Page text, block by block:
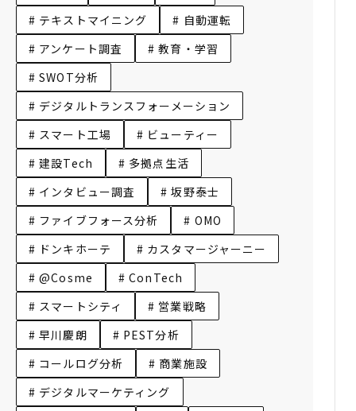
# テキストマイニング
# 自動運転
# アンケート調査
# 教育・学習
# SWOT分析
# デジタルトランスフォーメーション
# スマート工場
# ビューティー
# 建設Tech
# 多拠点生活
# インタビュー調査
# 坂野泰士
# ファイブフォース分析
# OMO
# ドンキホーテ
# カスタマージャーニー
# @Cosme
# ConTech
# スマートシティ
# 営業戦略
# 早川慶朗
# PEST分析
# コールログ分析
# 商業施設
# デジタルマーケティング